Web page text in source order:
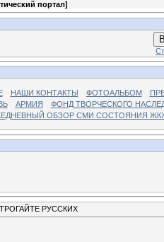
портал]
НАШИ КОНТАКТЫ ФОТОАЛЬБОМ
АРМИЯ
ФОНД ТВОРЧЕСКОГО
ОБЗОР СМИ СОСТОЯНИЯ
РУССКИХ